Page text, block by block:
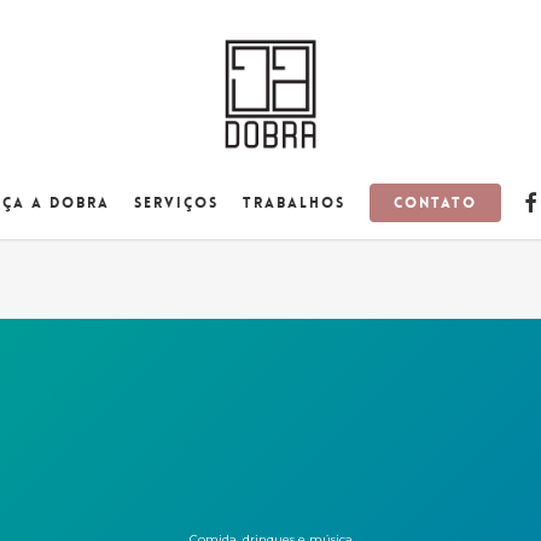
a Dobra Serviços Trabalhos Contato